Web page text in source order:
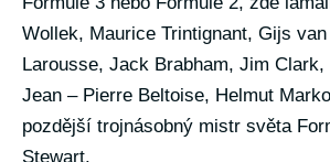
Wollek, Maurice Trintignant, Gijs
Larousse, Jack Brabham, Jim
Jean – Pierre Beltoise, Helmut
pozdější trojnásobný mistr světa
Stewart.